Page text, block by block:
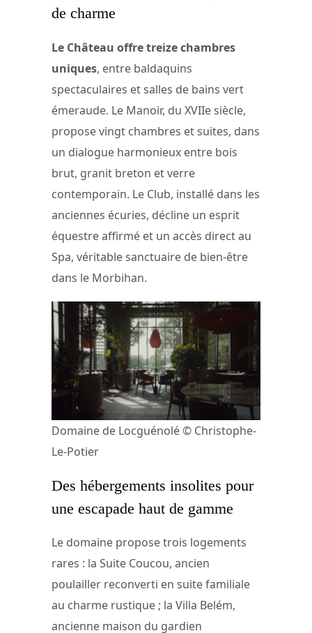
de charme
Le Château offre treize chambres
uniques, entre baldaquins
spectaculaires et salles de bains vert
émeraude. Le Manoir, du XVIIe siècle,
propose vingt chambres et suites, dans
un dialogue harmonieux entre bois
brut, granit breton et verre
contemporain. Le Club, installé dans les
anciennes écuries, décline un esprit
équestre affirmé et un accès direct au
Spa, véritable sanctuaire de bien-être
dans le Morbihan.
Domaine de Locguénolé © Christophe-
Le-Potier
Des hébergements insolites pour
une escapade haut de gamme
Le domaine propose trois logements
rares : la Suite Coucou, ancien
poulailler reconverti en suite familiale
au charme rustique ; la Villa Belém,
ancienne maison du gardien